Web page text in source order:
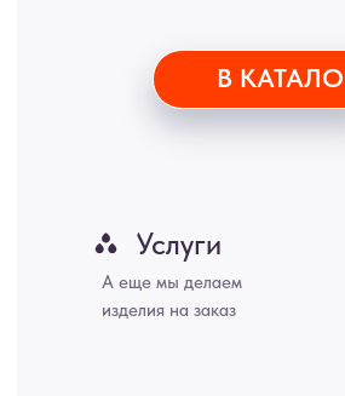
Дону, Уфа, Волгоград, Пермь, Красноярск, Воронеж, Краснодар,
Пенза, Рязань, Саратов, Тольятти, Волгоград, Астрахань,
Владивосток, Ярославль, Ульяновск, Барнаул, Иркутск, Тюмень,